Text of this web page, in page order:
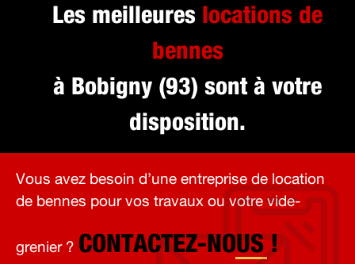
Les meilleures locations de
bennes
à Bobigny (93) sont à votre
disposition.
Vous avez besoin d’une entreprise de location
de bennes pour vos travaux ou votre vide-
grenier ? CONTACTEZ-NOUS !